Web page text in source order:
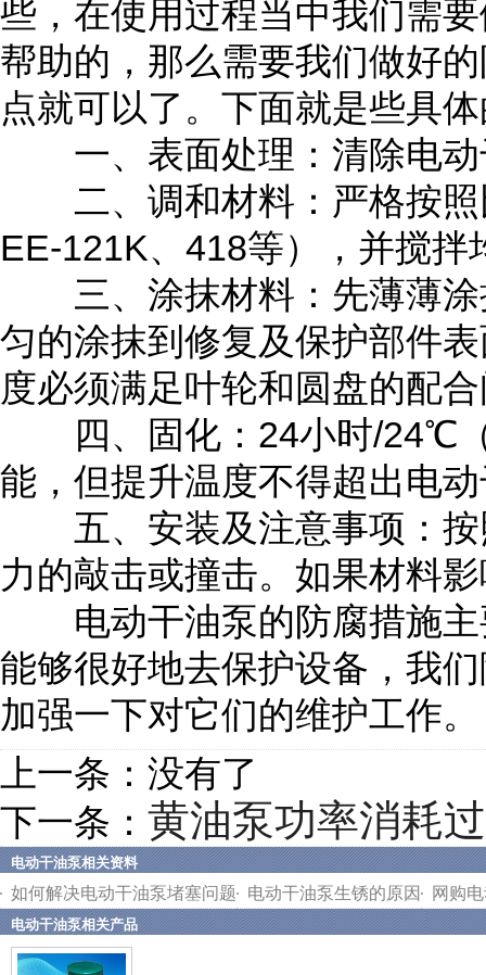
些，在使用过程当中我们需
帮助的，那么需要我们做好
点就可以了。下面就是些具
一、表面处理：清除电动
二、调和材料：严格按照
EE-121K、418等），并搅拌
三、涂抹材料：先薄薄涂
匀的涂抹到修复及保护部件
度必须满足叶轮和圆盘的配
四、固化：24小时/24℃（
能，但提升温度不得超出电
五、安装及注意事项：按
力的敲击或撞击。如果材料
电动干油泵的防腐措施主
能够很好地去保护设备，我
加强一下对它们的维护工作。
上一条：没有了
下一条： 黄油泵功率消耗
电动干油泵相关资料
如何解决电动干油泵堵塞问题 电动干油泵生锈的原因 网购
电动干油泵相关产品